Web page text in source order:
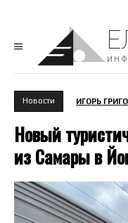
Новости ИГОРЬ
Новый
из Самары в